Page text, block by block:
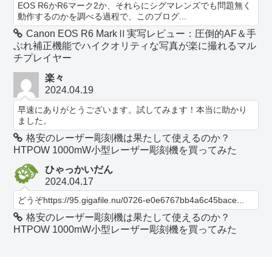
EOS R6かR6マーク2か、それらにシグマレンズでも問題無く
動作するのかを調べる過程で、このブログ...
Canon EOS R6 MarkⅡ実写レビュー：圧倒的AF＆手
ぶれ補正機能でハイクオリティな写真が楽に撮れるマル
チプレイヤー
楽々
2024.04.19
早速にありがとうございます。試してみます！本当に助かり
ました。
格安のレーザー彫刻機は果たして使えるのか？
HTPOW 1000mW小型レーザー彫刻機を買ってみた
ひゃっかいだん
2024.04.17
どうぞhttps://95.gigafile.nu/0726-e0e6767bb4a6c45bace...
格安のレーザー彫刻機は果たして使えるのか？
HTPOW 1000mW小型レーザー彫刻機を買ってみた